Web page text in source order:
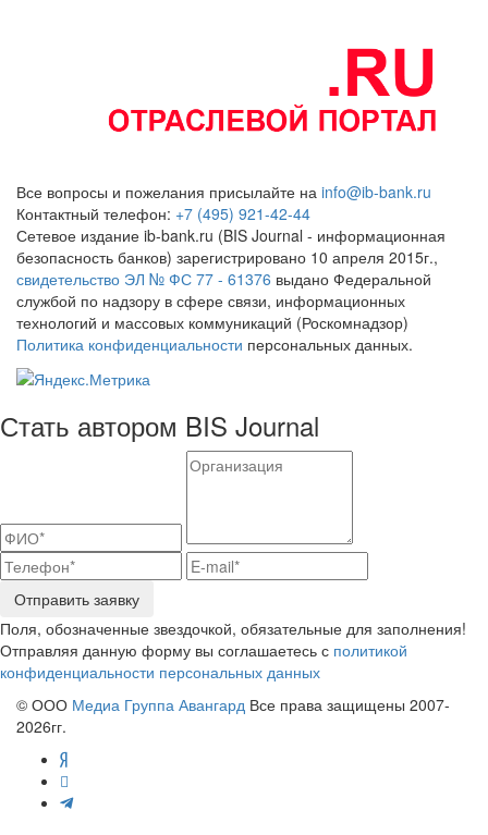
Все вопросы и пожелания присылайте на info@ib-bank.ru
Контактный телефон: +7 (495) 921-42-44
Сетевое издание ib-bank.ru (BIS Journal - информационная
безопасность банков) зарегистрировано 10 апреля 2015г.,
свидетельство ЭЛ № ФС 77 - 61376 выдано Федеральной
службой по надзору в сфере связи, информационных
технологий и массовых коммуникаций (Роскомнадзор)
Политика конфиденциальности персональных данных.
Стать автором BIS Journal
Отправить заявку
Поля, обозначенные звездочкой, обязательные для заполнения!
Отправляя данную форму вы соглашаетесь с политикой
конфиденциальности персональных данных
© ООО Медиа Группа Авангард Все права защищены 2007-
2026гг.